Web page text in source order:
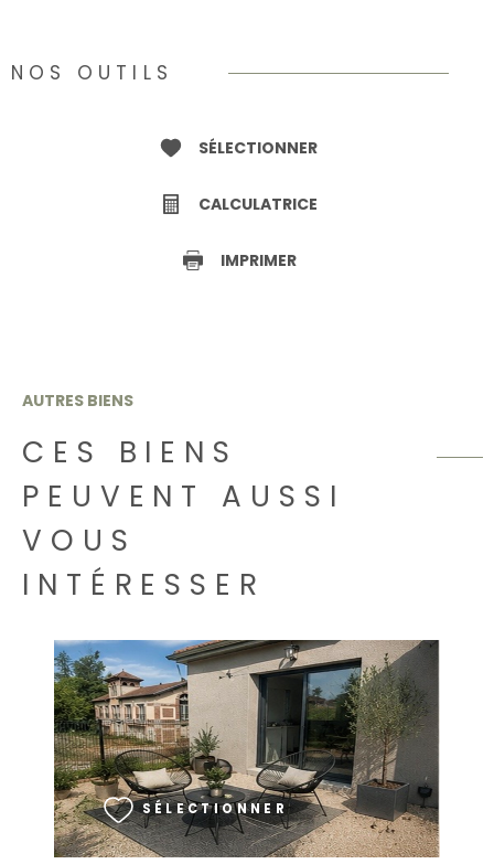
NOS OUTILS
SÉLECTIONNER
CALCULATRICE
IMPRIMER
AUTRES BIENS
CES BIENS
PEUVENT AUSSI
VOUS
INTÉRESSER
SÉLECTIONNER
VOIR LE BIEN